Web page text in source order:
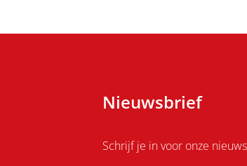
Nieuwsbrief
Schrijf je in voor onze